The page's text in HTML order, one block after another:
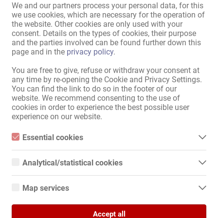
We and our partners process your personal data, for this
we use cookies, which are necessary for the operation of
the website. Other cookies are only used with your
consent. Details on the types of cookies, their purpose
and the parties involved can be found further down this
page and in the privacy policy.
You are free to give, refuse or withdraw your consent at
any time by re-opening the Cookie and Privacy Settings.
You can find the link to do so in the footer of our
website. We recommend consenting to the use of
cookies in order to experience the best possible user
experience on our website.
Essential cookies
Essential cookies are all cookies necessary for the operation of
function properly without these cookies.
Analytical/statistical cookies
Analytical or statistical cookies are cookies that are used to
They help website owners understand how visitors interact with
Map services
When you use Google Maps on our website, information about
Accept all
Парковка для посетителей: предоставляется,
собственная
Расположение:
Центр города,Промзона
в непосредственной
близости:
Автобусная остановка,
Метро / электричка
Аптека
Банк,Почтовое отделение
Супермаркет,Киоск
Парикмахерская,
Маникюрный салон,
Показать всю информацию
штрассе, 19, в мюнхенском районе Альт-Перлах, — известен как